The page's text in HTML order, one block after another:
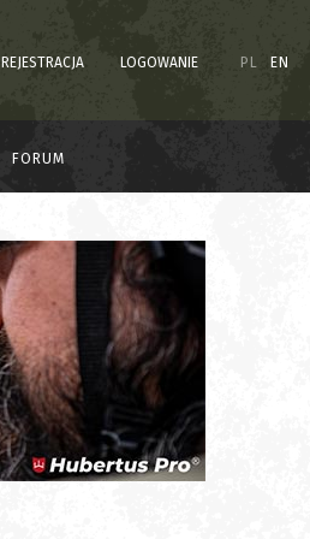
REJESTRACJA LOGOWANIE PL EN
FORUM